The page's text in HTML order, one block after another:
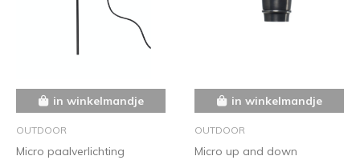
in winkelmandje
OUTDOOR
Micro paalverlichting
in winkelmandje
OUTDOOR
Micro up and down